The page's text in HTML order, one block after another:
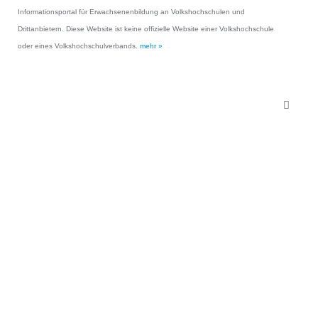
Informationsportal für Erwachsenenbildung an Volkshochschulen und
Drittanbietern. Diese Website ist keine offizielle Website einer Volkshochschule
oder eines Volkshochschulverbands. mehr »